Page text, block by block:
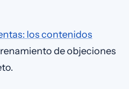
los contenidos
de objeciones